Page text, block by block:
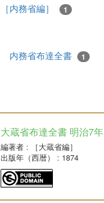
［内務省編］ 1
内務省布達全書 1
大蔵省布達全書 明治7年
編著者 : ［大蔵省編］
出版年（西暦）
: 1874